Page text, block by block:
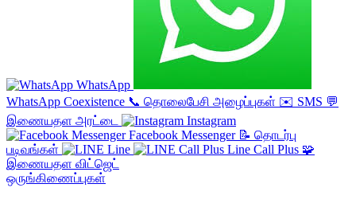
WhatsApp
WhatsApp Coexistence 📞 தொலைபேசி அழைப்புகள் ✉️ SMS 💬
இணையதள அரட்டை
Instagram
Facebook Messenger 📝 தொடர்பு
படிவங்கள்
Line Line Call Plus 🧩
இணையதள விட்ஜெட்
ஒருங்கிணைப்புகள்